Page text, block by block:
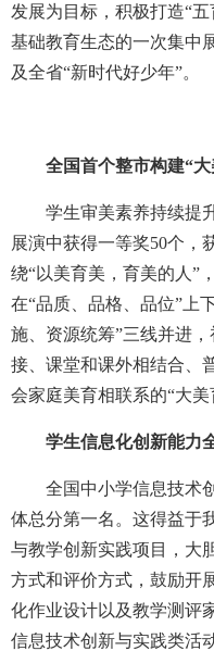
发展为目标，积极打造“
基础教育生态的一次集中
及全省“新时代好少年”。
全国首个整市构建“大
学生审美素养持续提升
展演中获得一等奖50个，
绕“以美育美，育美的人”
在“品质、品格、品位”上
施、资源统筹”三线并进
接、课堂和课外相结合、
会家庭美育相联系的“大美
学生信息化创新能力
全国中小学信息技术创
体总分第一名。这得益于
与教学创新实践项目，大
方式和评价方式，鼓励开
化作业设计以及教学测评
信息技术创新与实践类活